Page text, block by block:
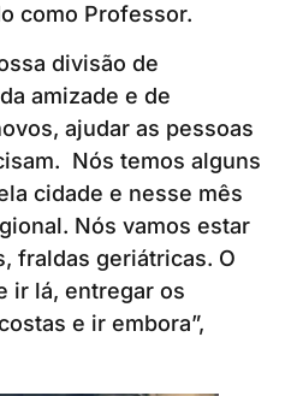
como Professor.
divisão de
amizade e de
ajudar as pessoas
Nós temos alguns
cidade e nesse mês
Nós vamos estar
fraldas geriátricas. O
ir lá, entregar os
e ir embora”,